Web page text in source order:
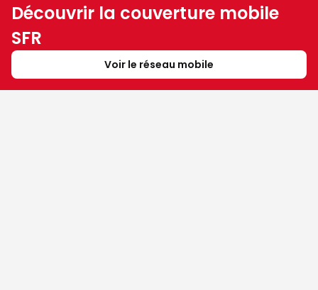
Découvrir la couverture mobile
SFR
Voir le réseau mobile